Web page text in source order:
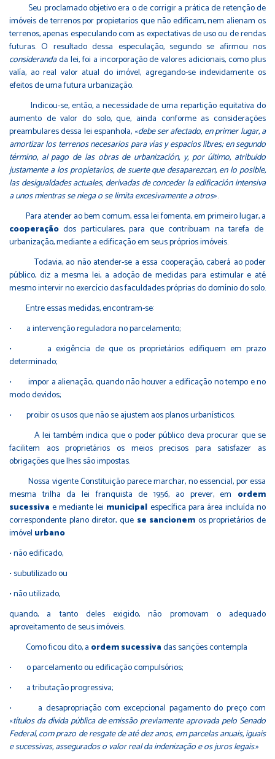
Seu proclamado objetivo era o de corrigir a prática de retenção de
imóveis de terrenos por propietarios que não edificam, nem alienam os
terrenos, apenas especulando com as expectativas de uso ou de rendas
futuras. O resultado dessa especulação, segundo se afirmou nos
considerandada lei, foi a incorporação de valores adicionais, como plus
valía, ao real valor atual do imóvel, agregando-se indevidamente os
efeitos de uma futura urbanização.
Indicou-se, então, a necessidade de uma repartição equitativa do
aumento de valor do solo, que, ainda conforme as considerações
preambulares dessa lei espanhola, «debe ser afectado, en primer lugar, a
amortizar los terrenos necesarios para vías y espacios libres; en segundo
término, al pago de las obras de urbanización, y, por último, atribuido
justamente a los propietarios, de suerte que desaparezcan, en lo posible,
las desigualdades actuales, derivadas de conceder la edificación intensiva
a unos mientras se niega o se limita excesivamente a otros».
Para atender ao bem comum, essa lei fomenta, em primeiro lugar, a
cooperação dos particulares, para que contribuam na tarefa de
urbanização, mediante a edificação em seus próprios imóveis.
Todavia, ao não atender-se a essa cooperação, caberá ao poder
público, diz a mesma lei, a adoção de medidas para estimular e até
mesmo intervir no exercício das faculdades próprias do domínio do solo.
Entre essas medidas, encontram-se:
• a intervenção reguladora no parcelamento;
• a exigência de que os proprietários edifiquem em prazo
determinado;
• impor a alienação, quando não houver a edificação no tempo e no
modo devidos;
• proibir os usos que não se ajustem aos planos urbanísticos.
A lei também indica que o poder público deva procurar que se
facilitem aos proprietários os meios precisos para satisfazer as
obrigações que lhes são impostas.
Nossa vigente Constituição parece marchar, no essencial, por essa
mesma trilha da lei franquista de 1956, ao prever, em ordem
sucessiva e mediante lei municipal específica para área incluída no
correspondente plano diretor, que se sancionem os proprietários de
imóvel urbano
• não edificado,
• subutilizado ou
• não utilizado,
quando, a tanto deles exigido, não promovam o adequado
aproveitamento de seus imóveis.
Como ficou dito, a ordem sucessivadas sanções contempla
• o parcelamento ou edificação compulsórios;
• a tributação progressiva;
• a desapropriação com excepcional pagamento do preço com
«títulos da dívida pública de emissão previamente aprovada pelo Senado
Federal, com prazo de resgate de até dez anos, em parcelas anuais, iguais
e sucessivas, assegurados o valor real da indenização e os juros legais.»